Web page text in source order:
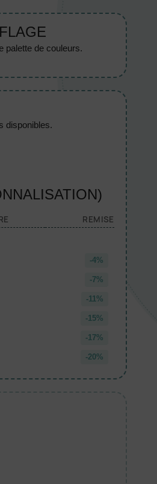
palette de couleurs.
disponibles.
REMISE
-4%
-7%
-11%
-15%
-17%
-20%